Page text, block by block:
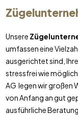
Unsere
umfassen eine
ausgerichtet sind,
stressfrei wie
AG legen wir großen
von Anfang an gut
ausführliche